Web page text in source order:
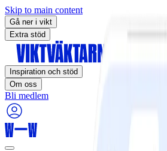
Skip to main content
Gå ner i vikt
Extra stöd
Inspiration och stöd
Om oss
Bli medlem